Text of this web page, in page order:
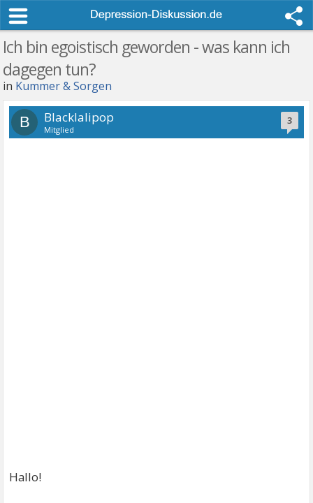
Ich bin egoistisch geworden - was kann ich
dagegen tun?
in Kummer & Sorgen
3
B Blacklalipop
Mitglied
Hallo!